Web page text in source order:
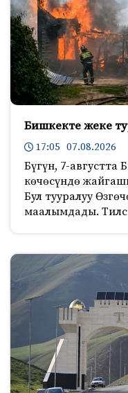
Бишкекте жеке
17:05 07.08.2026
Бүгүн, 7-августта
көчөсүндө
Бул тууралуу
маалымдады.